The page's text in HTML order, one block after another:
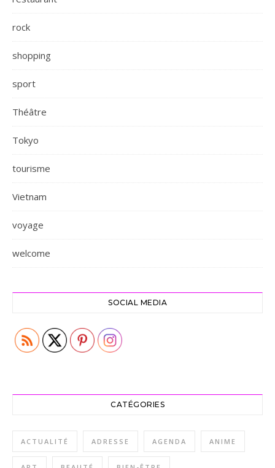
rock
shopping
sport
Théâtre
Tokyo
tourisme
Vietnam
voyage
welcome
SOCIAL MEDIA
CATÉGORIES
ACTUALITÉ ADRESSE AGENDA ANIME